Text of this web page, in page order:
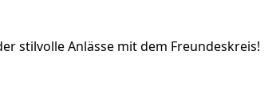
stilvolle Anlässe mit dem Freundeskreis!